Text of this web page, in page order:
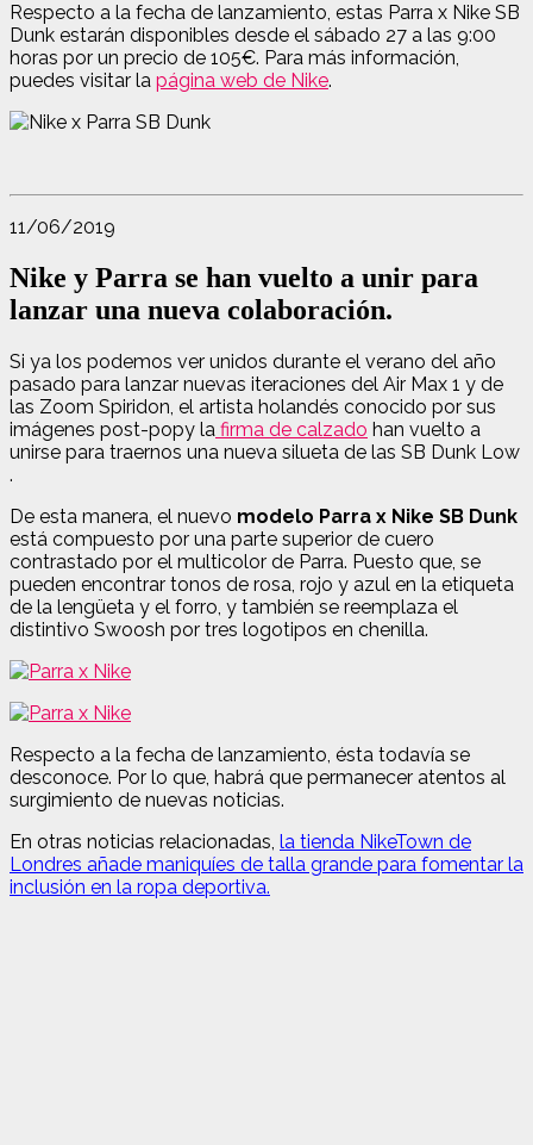
Respecto a la fecha de lanzamiento, estas Parra x Nike SB
Dunk estarán disponibles desde el sábado 27 a las 9:00
horas por un precio de 105€. Para más información,
puedes visitar la página web de Nike.
11/06/2019
Nike y Parra se han vuelto a unir para
lanzar una nueva colaboración.
Si ya los podemos ver unidos durante el verano del año
pasado para lanzar nuevas iteraciones del Air Max 1 y de
las Zoom Spiridon, el artista holandés conocido por sus
imágenes post-popy la firma de calzado han vuelto a
unirse para traernos una nueva silueta de las SB Dunk Low
.
De esta manera, el nuevo modelo Parra x Nike SB Dunk
está compuesto por una parte superior de cuero
contrastado por el multicolor de Parra. Puesto que, se
pueden encontrar tonos de rosa, rojo y azul en la etiqueta
de la lengüeta y el forro, y también se reemplaza el
distintivo Swoosh por tres logotipos en chenilla.
Respecto a la fecha de lanzamiento, ésta todavía se
desconoce. Por lo que, habrá que permanecer atentos al
surgimiento de nuevas noticias.
En otras noticias relacionadas, la tienda NikeTown de
Londres añade maniquíes de talla grande para fomentar la
inclusión en la ropa deportiva.